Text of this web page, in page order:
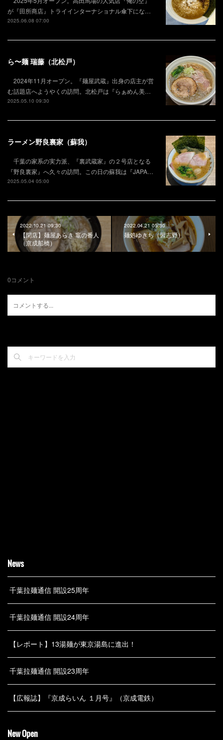
が『田所商店』トライインターナショナル傘下にな…
2025.06.08 07:00
ら〜麺 瑞藤（北松戸）
2024年11月オープン。『麺屋武蔵』出身の店主が営
む話題店へようやくの訪問。北松戸は『らぁめん美…
2025.05.10 09:30
ラーメン野良裏家（蘇我）
千葉の家系の実力派、『裏武蔵家』の２号店となる
『野良裏家』へ久々の訪問。この日の蘇我は『JAPA…
2025.05.04 05:00
2022.10.21 09:30
【閉店】麺屋あらき 竈の番人
（京成船橋）
2022.04.21 05:30
麺処ゆきち（習志野）
0コメント
News
千葉拉麺通信 開設25周年
千葉拉麺通信 開設24周年
【レポート】13湯麺が東京湯島に進出！
千葉拉麺通信 開設23周年
【広報誌】『京成らいん １月号』（京成電鉄）
New Open